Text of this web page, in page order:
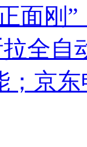
面刚
全自
；京